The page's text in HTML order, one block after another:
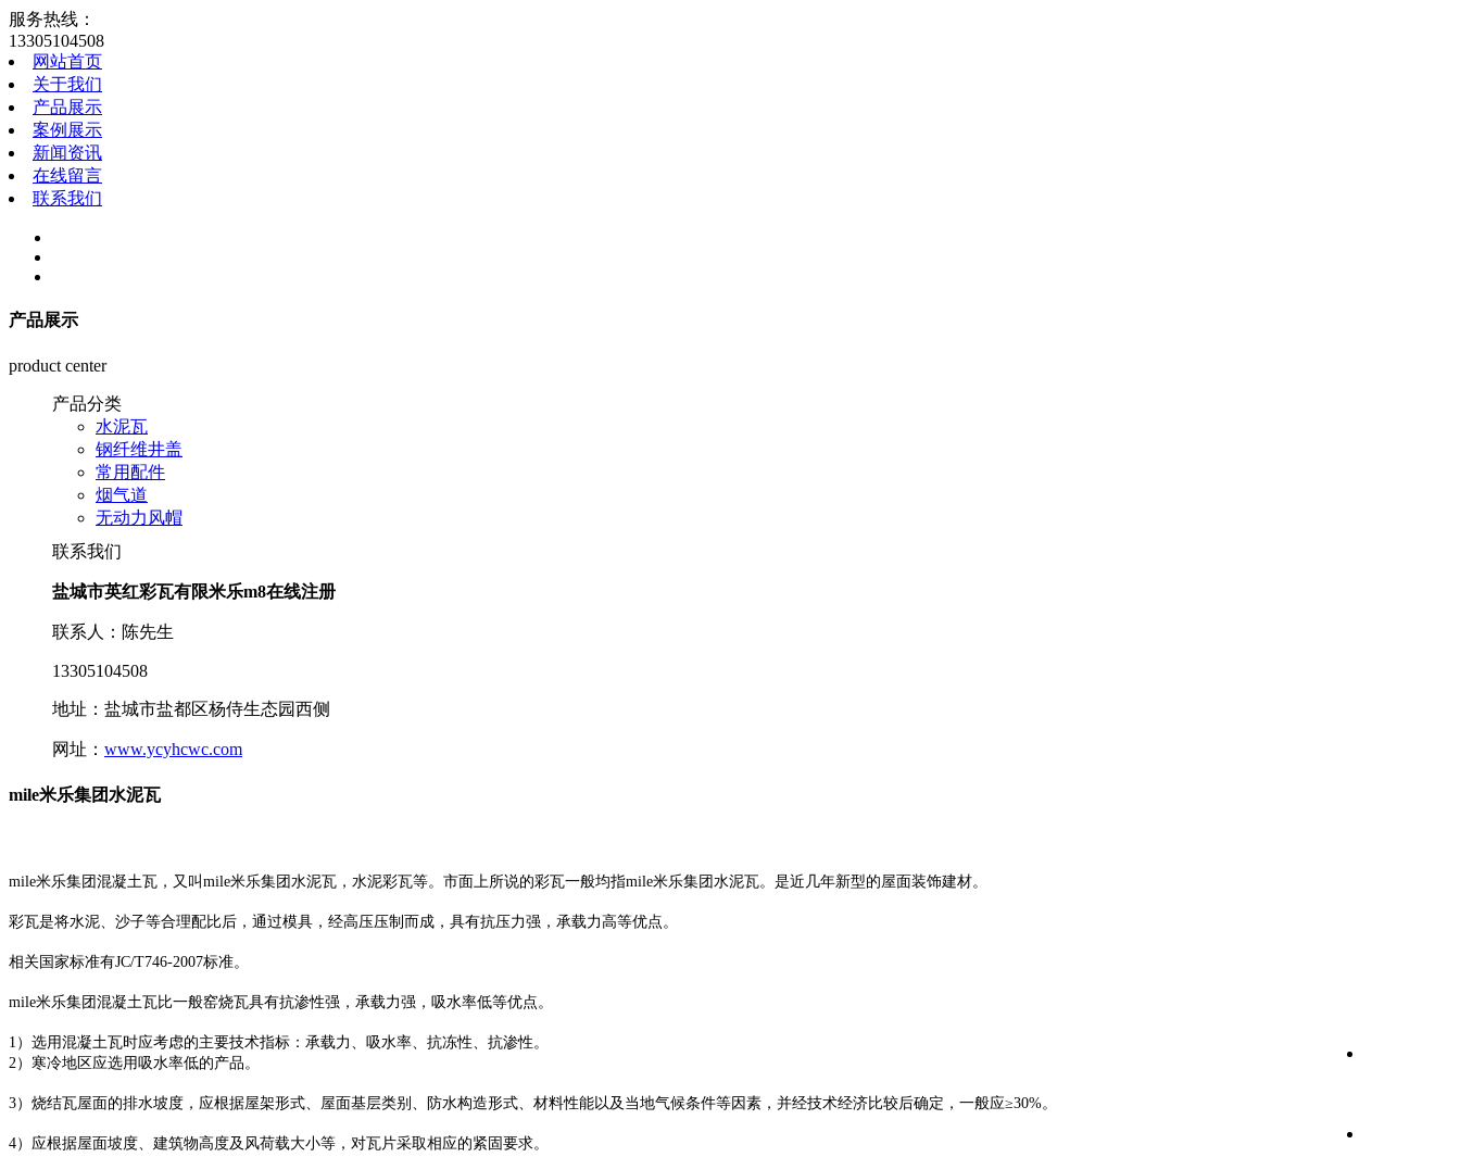
服务热线：
13305104508
网站首页
关于我们
产品展示
案例展示
新闻资讯
在线留言
联系我们
产品展示
product center
产品分类
水泥瓦
钢纤维井盖
常用配件
烟气道
无动力风帽
联系我们
盐城市英红彩瓦有限米乐m8在线注册
联系人：陈先生
13305104508
地址：盐城市盐都区杨侍生态园西侧
网址： www.ycyhcwc.com
mile米乐集团水泥瓦
mile米乐集团混凝土瓦，又叫mile米乐集团水泥瓦，水泥彩瓦等。市面上所说的彩瓦一般均指mile米乐集团水泥瓦。是近几年新型的屋面装饰建材。
彩瓦是将水泥、沙子等合理配比后，通过模具，经高压压制而成，具有抗压力强，承载力高等优点。
相关国家标准有JC/T746-2007标准。
mile米乐集团混凝土瓦比一般窑烧瓦具有抗渗性强，承载力强，吸水率低等优点。
1）选用混凝土瓦时应考虑的主要技术指标：承载力、吸水率、抗冻性、抗渗性。
2）寒冷地区应选用吸水率低的产品。
3）烧结瓦屋面的排水坡度，应根据屋架形式、屋面基层类别、防水构造形式、材料性能以及当地气候条件等因素，并经技术经济比较后确定，一般应≥30%。
4）应根据屋面坡度、建筑物高度及风荷载大小等，对瓦片采取相应的紧固要求。